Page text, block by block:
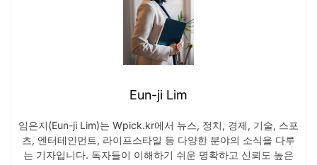
Eun-ji Lim
임은지(Eun-ji Lim)는 Wpick.kr에서 뉴스, 정치, 경제, 기술, 스포
츠, 엔터테인먼트, 라이프스타일 등 다양한 분야의 소식을 다루
는 기자입니다. 독자들이 이해하기 쉬운 명확하고 신뢰도 높은